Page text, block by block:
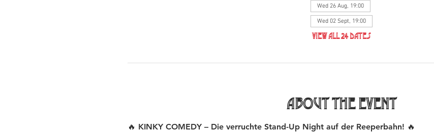
Wed 26 Aug, 19:00
Wed 02 Sept, 19:00
View all 24 dates
About the event
🔥 KINKY COMEDY – Die verruchte Stand-Up Night auf der Reeperbahn! 🔥